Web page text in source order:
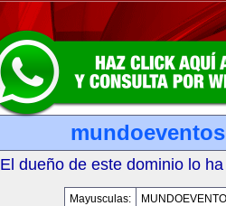
El dueño de este dominio lo
Mayusculas: